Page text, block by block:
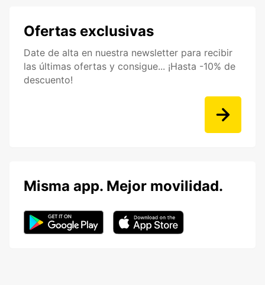
Ofertas exclusivas
Date de alta en nuestra newsletter para recibir
las últimas ofertas y consigue... ¡Hasta -10% de
descuento!
Misma app. Mejor movilidad.